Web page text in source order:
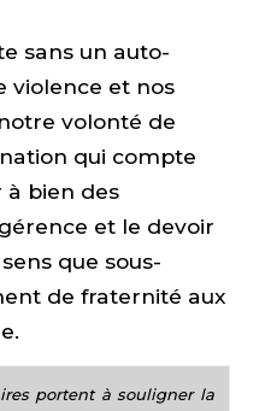
sans un auto-
violence et nos
volonté de
qui compte
à bien des
et le devoir
que sous-
de fraternité aux
portent à souligner la